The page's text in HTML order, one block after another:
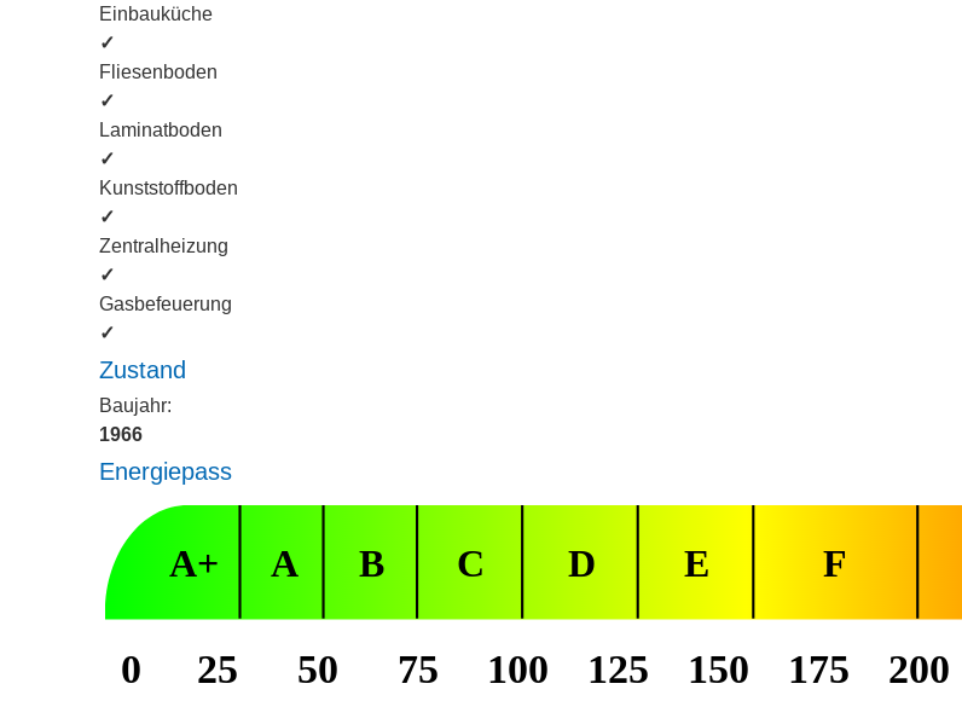
Einbauküche
✓
Fliesenboden
✓
Laminatboden
✓
Kunststoffboden
✓
Zentralheizung
✓
Gasbefeuerung
✓
Zustand
Baujahr:
1966
Energiepass